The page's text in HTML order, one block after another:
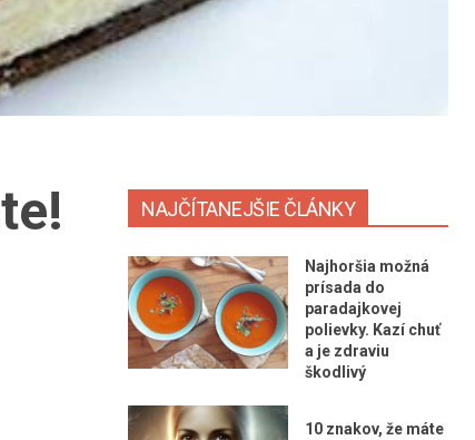
NAJČÍTANEJŠIE ČLÁNKY
Najhoršia možná
prísada do
paradajkovej
polievky. Kazí chuť
a je zdraviu
škodlivý
10 znakov, že máte